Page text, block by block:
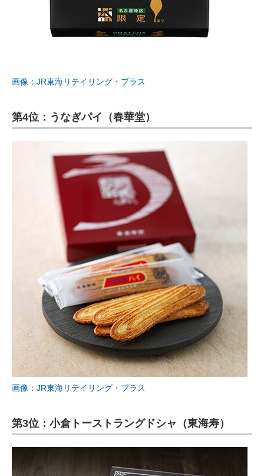
画像：JR東海リテイリング・プラス
第4位：うなぎパイ（春華堂）
画像：JR東海リテイリング・プラス
第3位：小倉トーストラングドシャ（東海寿）